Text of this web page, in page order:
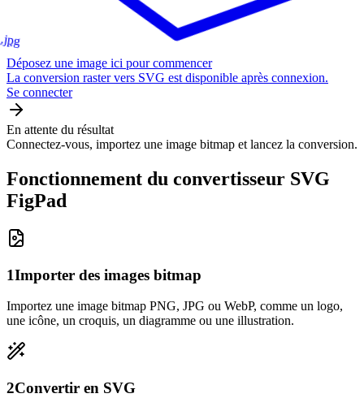
.jpg
Déposez une image ici pour commencer
La conversion raster vers SVG est disponible après connexion.
Se connecter
En attente du résultat
Connectez-vous, importez une image bitmap et lancez la conversion.
Fonctionnement du convertisseur SVG
FigPad
1Importer des images bitmap
Importez une image bitmap PNG, JPG ou WebP, comme un logo,
une icône, un croquis, un diagramme ou une illustration.
2Convertir en SVG